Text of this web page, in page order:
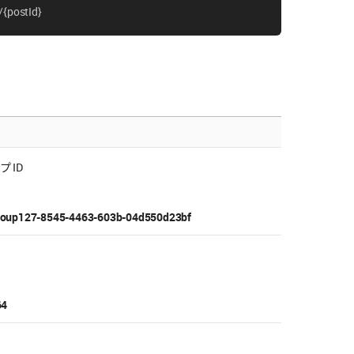
ID
8545-4463-603b-04d550d23bf